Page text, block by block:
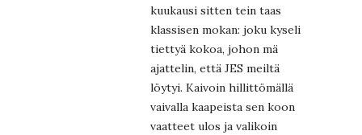
kuukausi sitten tein taas
klassisen mokan: joku kyseli
tiettyä kokoa, johon mä
ajattelin, että JES meiltä
löytyi. Kaivoin hillittömällä
vaivalla kaapeista sen koon
vaatteet ulos ja valikoin